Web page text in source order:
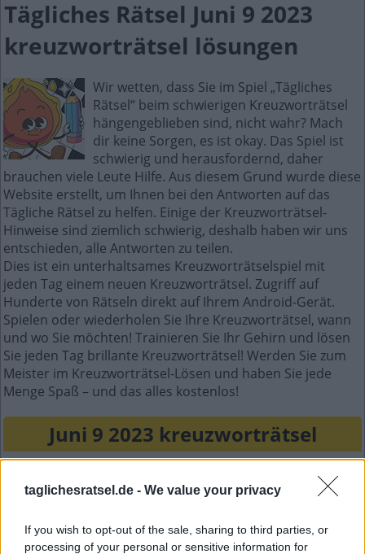
taglichesratsel.de - We value your privacy
If you wish to opt-out of the sale, sharing to third parties, or
processing of your personal or sensitive information for
Tägliches Rätsel Juni 9 2023
kreuzworträtsel lösungen
Wir wetten, dass Sie im Spiel „Tägliches
Rätsel“ beim schwierigen Kreuzworträtsel
hängengeblieben sind, nicht wahr? Mach
dir keine Sorgen, es ist okay. Das Spiel ist
schwierig und herausfordernd, daher
brauchen viele Leute Hilfe. Aus diesem Grund wurde diese
Website erstellt, um Ihnen bei den Antworten auf das
Tägliche Rätsel zu helfen. Einige der Kreuzworträtsel-
Hinweise sind ziemlich schwierig, deshalb haben wir uns
entschieden, alle Antworten zu teilen.
Dies ist ein unterhaltsames Kreuzworträtselspiel mit
jeden Tag einem neuen Kreuzworträtsel. Zugriff auf
Hunderte von Rätseln direkt auf Ihrem Android-Gerät.
Spielen oder wiederholen Sie Ihre Kreuzworträtsel, wann
und wo Sie möchten! Trainieren Sie Ihr Gehirn und lösen
Sie jeden Tag brillante Kreuzworträtsel! Werden Sie zum
Meister im Kreuzworträtsel-Lösen und haben Sie jede
Menge Spaß – und das alles kostenlos!
Juni 9 2023 kreuzworträtsel
A
L L
E
R
E G I
E